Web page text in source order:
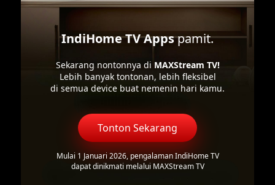
IndiHome TV Appspamit.
Sekarang nontonnya di MAXStream TV!
Lebih banyak tontonan, lebih fleksibel
di semua device buat nemenin hari kamu.
Tonton Sekarang
Mulai 1 Januari 2026, pengalaman IndiHome TV
dapat dinikmati melalui MAXStream TV